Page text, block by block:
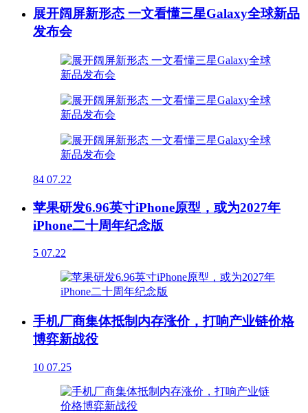
展开阔屏新形态 一文看懂三星Galaxy全球新品
发布会
84 07.22
苹果研发6.96英寸iPhone原型，或为2027年
iPhone二十周年纪念版
5 07.22
手机厂商集体抵制内存涨价，打响产业链价格
博弈新战役
10 07.25